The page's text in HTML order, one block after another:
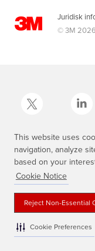
This website uses
navigation, analyze
based on your
Cookie Notice
Reject Non-Essential
Cookie Preferences
Juridisk
© 3M
3M, Scotch®, Magic